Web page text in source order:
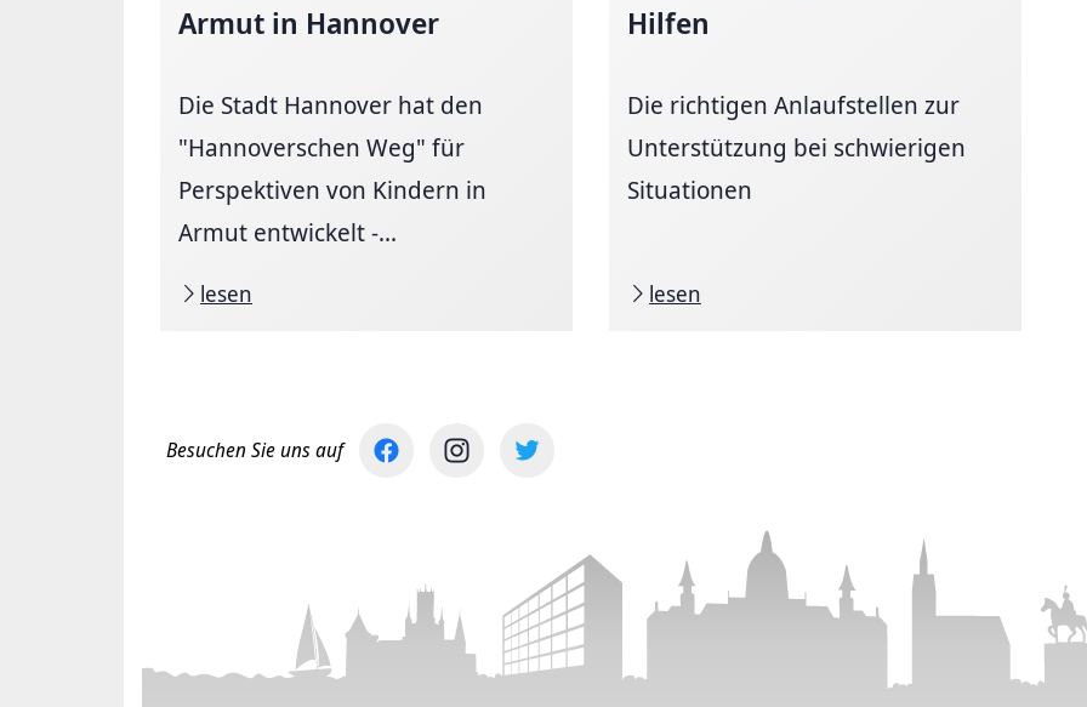
Armut in Hannover
Die Stadt Hannover hat den
"Hannoverschen Weg" für
Perspektiven von Kindern in
Armut entwickelt -...
lesen
Hilfen
Die richtigen Anlaufstellen zur
Unterstützung bei schwierigen
Situationen
lesen
Besuchen Sie uns auf